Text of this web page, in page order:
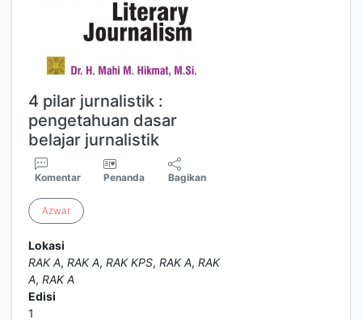
4 pilar jurnalistik :
pengetahuan dasar
belajar jurnalistik
Komentar Penanda Bagikan
Azwar
Lokasi
RAK A, RAK A, RAK KPS, RAK A, RAK
A, RAK A
Edisi
1